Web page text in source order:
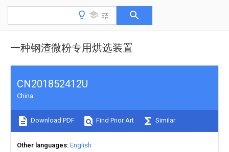
一种钢渣微粉专用烘选装置
CN201852412U
China
Download PDF Find Prior Art Similar
Other languages English